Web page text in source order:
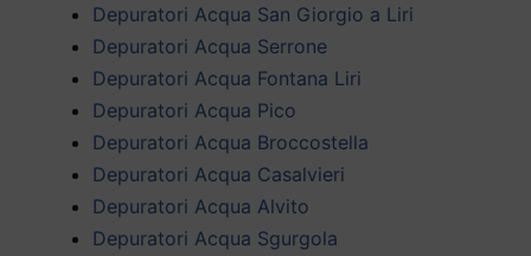
Depuratori Acqua San Giorgio a Liri
Depuratori Acqua Serrone
Depuratori Acqua Fontana Liri
Depuratori Acqua Pico
Depuratori Acqua Broccostella
Depuratori Acqua Casalvieri
Depuratori Acqua Alvito
Depuratori Acqua Sgurgola